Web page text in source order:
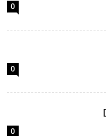
0
0
0